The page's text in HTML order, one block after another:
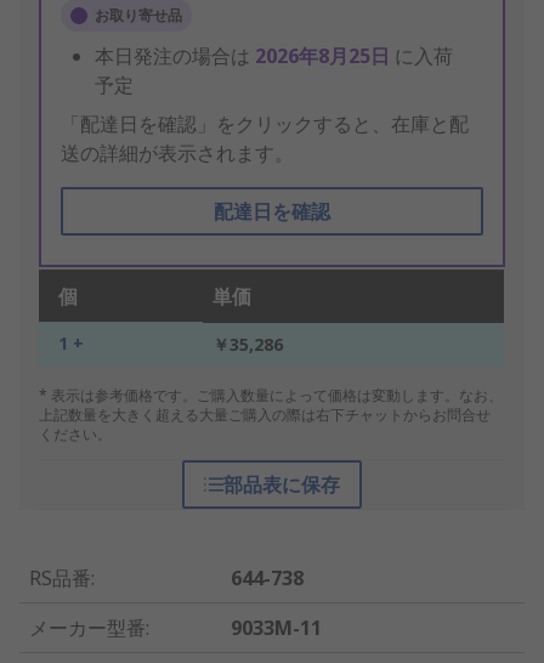
お取り寄せ品
本日発注の場合は 2026年8月25日 に入荷
予定
「配達日を確認」をクリックすると、在庫と配
送の詳細が表示されます。
配達日を確認
個 単価
1 + ￥35,286
* 表示は参考価格です。ご購入数量によって価格は変動します。なお、
上記数量を大きく超える大量ご購入の際は右下チャットからお問合せ
ください。
部品表に保存
RS品番:
644-738
メーカー型番:
9033M-11